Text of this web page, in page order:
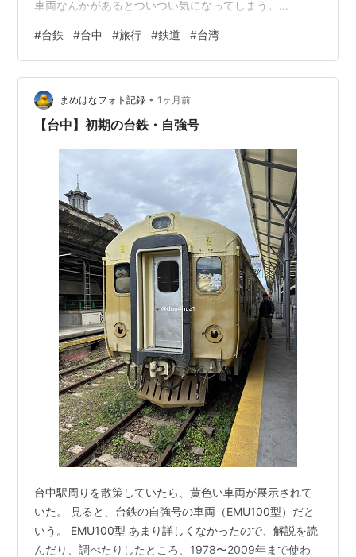
車両なんかがあるとついつい気になってしまう。
で、イギリス製の車両として導入された特急タイプの自
強号だ。 当時の台湾ではまだ電化が進んでおらず、この
車両の登場は「電車時代の幕開け」として大きな転換点
になったそう。 クリーム色の塗装は柔らかい雰囲気がと
てもかわいらしい。 展示スペースには簡単な解説もあっ
#台鉄 #台中 #旅行 #鉄道 #台湾
まめはなフォト記録 • 1ヶ月前
【台中】初期の台鉄・自強号
台中駅周りを散策していたら、黄色い車両が展示されて
いた。 見ると、台鉄の自強号の車両（EMU100型）だと
いう。 EMU100型 あまり詳しくなかったので、解説を読
んだり、調べたりしたところ、1978〜2009年まで使わ